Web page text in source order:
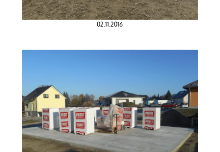
02.11.2016